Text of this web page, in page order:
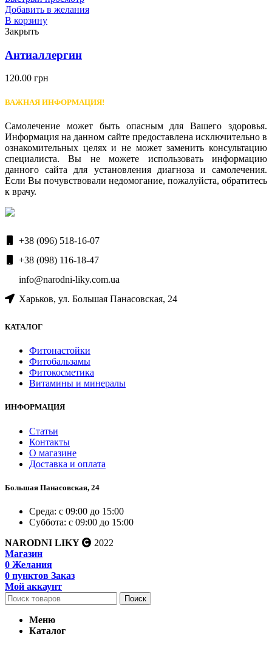
Добавить в желания
В корзину
Закрыть
Антиаллергин
120.00 грн
ВАЖНАЯ ИНФОРМАЦИЯ!
Самолечение может быть опасным для Вашего здоровья.
Информация на данном сайте предоставлена исключительно в
ознакомительных целях и не может заменить консультацию
специалиста. Вы не можете использовать информацию
данного сайта для установления диагноза и самолечения.
Если Вы почувствовали недомогание, пожалуйста, обратитесь
к врачу.
+38 (096) 518-16-07
+38 (098) 116-18-47
info@narodni-liky.com.ua
Харьков, ул. Большая Панасовская, 24
КАТАЛОГ
Фитонастойки
Фитобальзамы
Фитокосметика
Витамины и минералы
ИНФОРМАЦИЯ
Статьи
Контакты
О магазине
Доставка и оплата
Большая Панасовская, 24
Среда: с 09:00 до 15:00
Суббота: с 09:00 до 15:00
NARODNI LIKY
2022
Магазин
0 Желания
0 пунктов Заказ
Мой аккаунт
Поиск
Меню
Каталог